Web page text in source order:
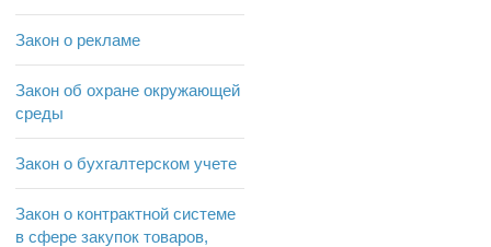
Закон о рекламе
Закон об охране окружающей
среды
Закон о бухгалтерском учете
Закон о контрактной системе
в сфере закупок товаров,